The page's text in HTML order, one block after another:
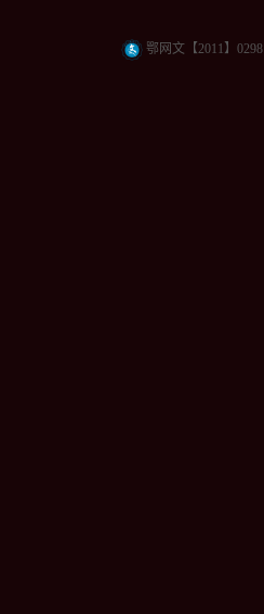
鄂网文【2011】